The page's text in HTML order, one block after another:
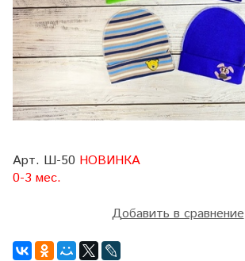
Арт. Ш-50 НОВИНКА
0-3 мес.
Добавить в сравнение